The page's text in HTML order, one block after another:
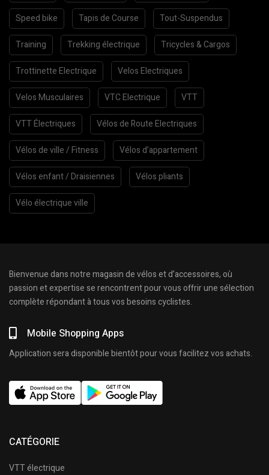
Speed bike Tapis de Course Tout-Suspendus
Training Trekking électrique Tricycles & Cargos
Trottinette Electrique Velos Electriques
Velos Musculaires VTC Electrique VTT
VTT Électriques Vélos de Route Electriques
Vélos de ville / Fitness Vélos d’appartement
Vélos enfant / Draisiennes Vélos pliants
Vélo électrique ville
Bienvenue dans notre magasin de vélos et d’accessoires, où
passion et expertise se rencontrent pour vous offrir une sélection
complète répondant à tous vos besoins cyclistes.
Mobile Shopping Apps
Application sera disponible bientôt pour vous facilitez vos achats.
CATÉGORIE
VTT électrique